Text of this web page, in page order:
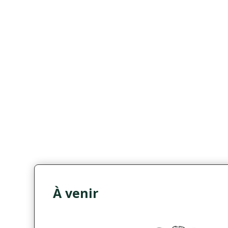
À venir